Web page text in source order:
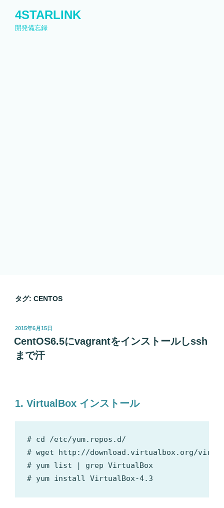
4STARLINK
開発備忘録
タグ: CENTOS
投
稿
日:
2015年6月15日
CentOS6.5にvagrantをインストールしssh
まで汗
1. VirtualBox インストール
# cd /etc/yum.repos.d/
# wget http://download.virtualbox.org/
# yum list | grep VirtualBox